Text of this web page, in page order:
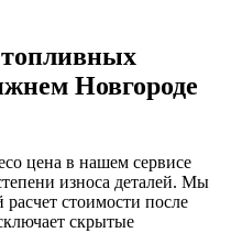
Новгороде
цена в нашем сервисе
износа деталей. Мы
стоимости после
скрытые